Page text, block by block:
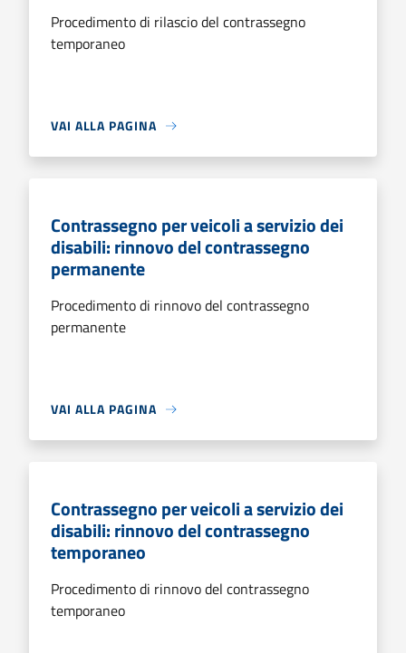
Procedimento di rilascio del contrassegno
temporaneo
VAI ALLA PAGINA
Contrassegno per veicoli a servizio dei
disabili: rinnovo del contrassegno
permanente
Procedimento di rinnovo del contrassegno
permanente
VAI ALLA PAGINA
Contrassegno per veicoli a servizio dei
disabili: rinnovo del contrassegno
temporaneo
Procedimento di rinnovo del contrassegno
temporaneo